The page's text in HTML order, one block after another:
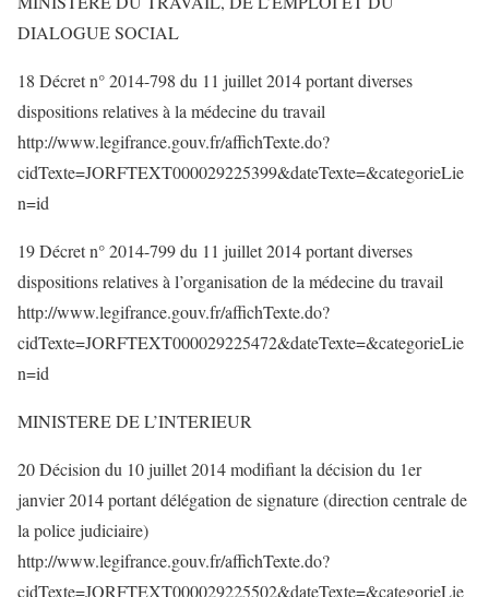
DIALOGUE SOCIAL
18 Décret n° 2014-798 du 11 juillet 2014 portant diverses
dispositions relatives à la médecine du travail
http://www.legifrance.gouv.fr/affichTexte.do?
cidTexte=JORFTEXT000029225399&dateTexte=&categorieLie
n=id
19 Décret n° 2014-799 du 11 juillet 2014 portant diverses
dispositions relatives à l’organisation de la médecine du travail
http://www.legifrance.gouv.fr/affichTexte.do?
cidTexte=JORFTEXT000029225472&dateTexte=&categorieLie
n=id
MINISTERE DE L’INTERIEUR
20 Décision du 10 juillet 2014 modifiant la décision du 1er
janvier 2014 portant délégation de signature (direction centrale de
la police judiciaire)
http://www.legifrance.gouv.fr/affichTexte.do?
cidTexte=JORFTEXT000029225502&dateTexte=&categorieLie